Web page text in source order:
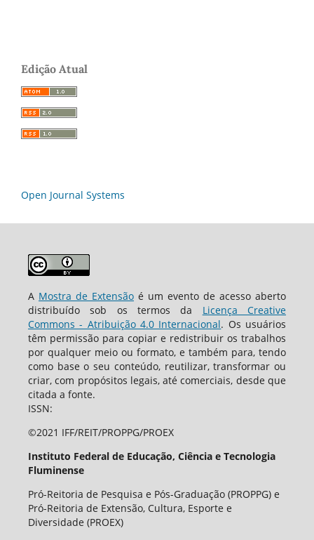
Edição Atual
Open Journal Systems
A Mostra de Extensão é um evento de acesso aberto
distribuído sob os termos da Licença Creative
Commons - Atribuição 4.0 Internacional. Os usuários
têm permissão para copiar e redistribuir os trabalhos
por qualquer meio ou formato, e também para, tendo
como base o seu conteúdo, reutilizar, transformar ou
criar, com propósitos legais, até comerciais, desde que
citada a fonte.
ISSN:
©2021 IFF/REIT/PROPPG/PROEX
Instituto Federal de Educação, Ciência e Tecnologia
Fluminense
Pró-Reitoria de Pesquisa e Pós-Graduação (PROPPG) e
Pró-Reitoria de Extensão, Cultura, Esporte e
Diversidade (PROEX)